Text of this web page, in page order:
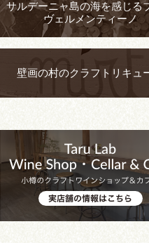
サルデーニャ島の海を感じる
ヴェルメンティーノ
壁画の村のクラフトリキュ